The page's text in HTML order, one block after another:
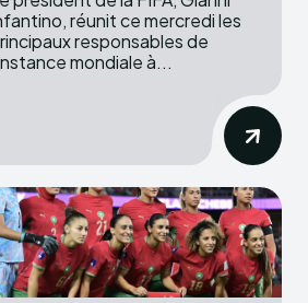
réunit ce mercredi les
responsables de
mondiale à...